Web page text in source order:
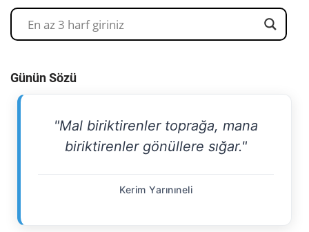
Günün Sözü
"Mal biriktirenler toprağa, mana
biriktirenler gönüllere sığar."
Kerim Yarınıneli